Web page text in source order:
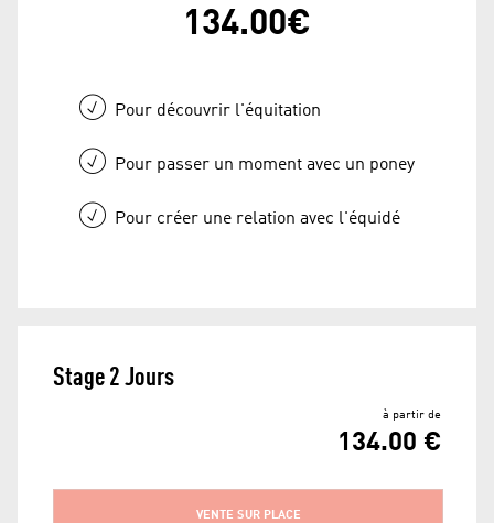
134.00€
Pour découvrir l'équitation
Pour passer un moment avec un poney
Pour créer une relation avec l'équidé
Stage 2 Jours
à partir de
134.00 €
VENTE SUR PLACE